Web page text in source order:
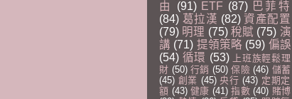
由
(91) ETF (87) 巴菲特
(84) 葛拉漢 (82) 資產配置
(79) 明理 (75) 稅賦 (75) 演
講 (71) 提領策略 (59) 偏誤
(54) 循環 (53)
上班族輕鬆理
財 (50) 行銷 (50) 保險 (46) 儲蓄
(45) 創業 (45) 央行 (43) 定期定
額 (43) 健康 (41) 指數 (40) 賭博